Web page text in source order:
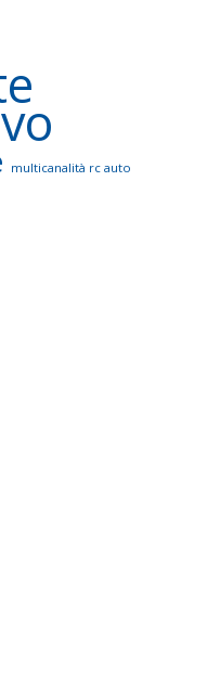
multicanalità rc auto